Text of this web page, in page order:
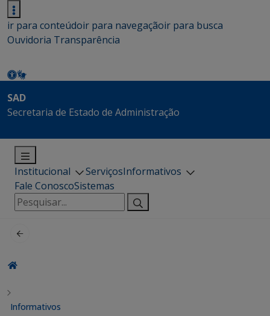
ir para conteúdoir para navegaçãoir para busca
Ouvidoria Transparência
SAD
Secretaria de Estado de Administração
Institucional ServiçosInformativos
Fale ConoscoSistemas
Pesquisar
por:
Informativos